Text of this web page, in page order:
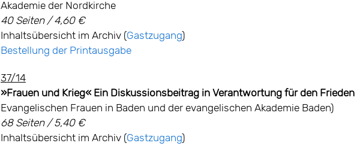
Akademie der Nordkirche
40 Seiten / 4,60 €
Inhaltsübersicht im Archiv (Gastzugang)
Bestellung der Printausgabe
37/14
»Frauen und Krieg« Ein Diskussionsbeitrag in Verantwortung für den Frieden
Evangelischen Frauen in Baden und der evangelischen Akademie Baden)
68 Seiten / 5,40 €
Inhaltsübersicht im Archiv (Gastzugang)